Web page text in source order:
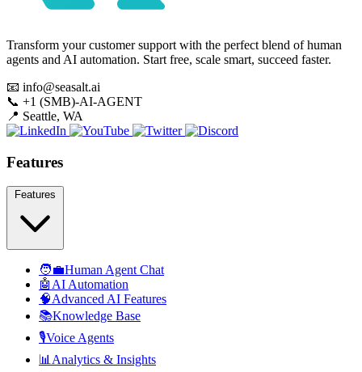
Transform your customer support with the perfect blend of human
agents and AI automation. Start free, scale smart, succeed faster.
📧 info@seasalt.ai
📞 +1 (SMB)-AI-AGENT
📍 Seattle, WA
Features
🧑‍💼Human Agent Chat
🤖AI Automation
🧠Advanced AI Features
📚Knowledge Base
🎙️Voice Agents
📊Analytics & Insights